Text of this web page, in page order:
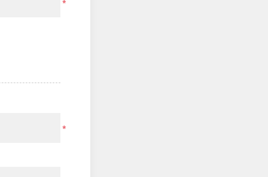
*
*